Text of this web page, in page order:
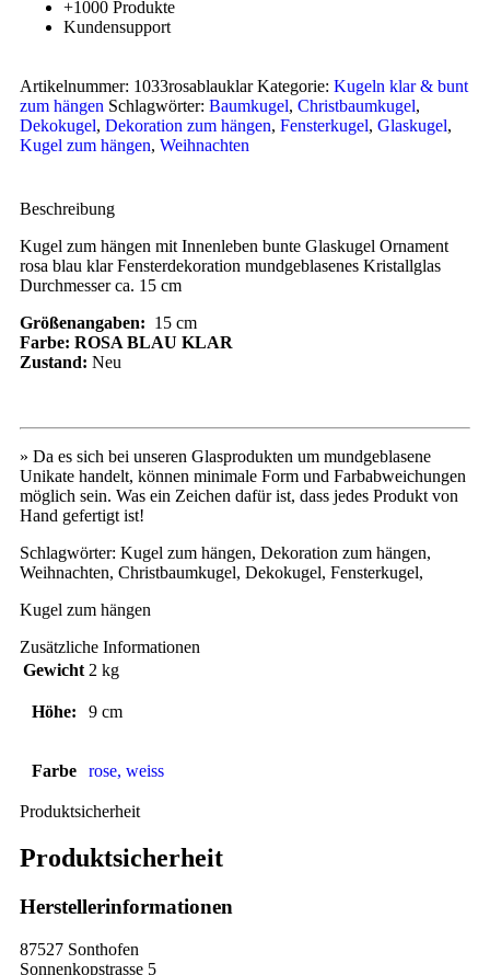
+1000 Produkte
Kundensupport
Artikelnummer: 1033rosablauklarKategorie: Kugeln klar & bunt
zum hängen Schlagwörter: Baumkugel, Christbaumkugel,
Dekokugel, Dekoration zum hängen, Fensterkugel, Glaskugel,
Kugel zum hängen, Weihnachten
Beschreibung
Kugel zum hängen mit Innenleben bunte Glaskugel Ornament
rosa blau klar Fensterdekoration mundgeblasenes Kristallglas
Durchmesser ca. 15 cm
Größenangaben: 15 cm
Farbe: ROSA BLAU KLAR
Zustand: Neu
» Da es sich bei unseren Glasprodukten um mundgeblasene
Unikate handelt, können minimale Form und Farbabweichungen
möglich sein. Was ein Zeichen dafür ist, dass jedes Produkt von
Hand gefertigt ist!
Schlagwörter: Kugel zum hängen, Dekoration zum hängen,
Weihnachten, Christbaumkugel, Dekokugel, Fensterkugel,
Kugel zum hängen
Zusätzliche Informationen
Gewicht 2 kg
Höhe: 9 cm
Farbe rose, weiss
Produktsicherheit
Produktsicherheit
Herstellerinformationen
87527 Sonthofen
Sonnenkopstrasse 5